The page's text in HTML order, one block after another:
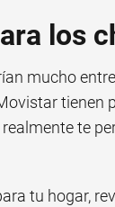
los
mucho
tienen
te
tu hogar,